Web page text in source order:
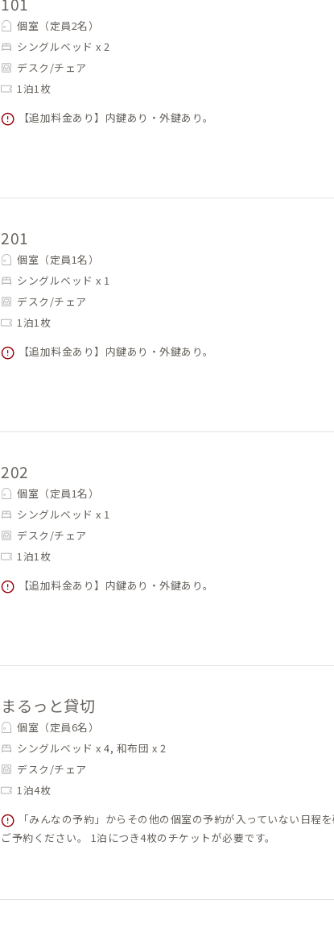
個室（定員2名）
シングルベッド x 2
デスク/チェア
1泊1枚
【追加料金あり】内鍵あり・外鍵あり。
201
個室（定員1名）
シングルベッド x 1
デスク/チェア
1泊1枚
【追加料金あり】内鍵あり・外鍵あり。
202
個室（定員1名）
シングルベッド x 1
デスク/チェア
1泊1枚
【追加料金あり】内鍵あり・外鍵あり。
まるっと貸切
個室（定員6名）
シングルベッド x 4, 和布団 x 2
デスク/チェア
1泊4枚
「みんなの予約」からその他の個室の予約が入っていない日程
ご予約ください。 1泊につき4枚のチケットが必要です。